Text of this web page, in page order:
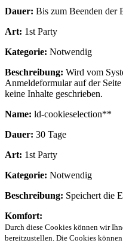
Dauer: Bis zum Beenden der
Art: 1st Party
Kategorie: Notwendig
Beschreibung: Wird vom
Anmeldeformular auf der
keine Inhalte geschrieben.
Name: ld-cookieselection**
Dauer: 30 Tage
Art: 1st Party
Kategorie: Notwendig
Beschreibung: Speichert die
Komfort:
Durch diese Cookies können wir
bereitzustellen. Die Cookies